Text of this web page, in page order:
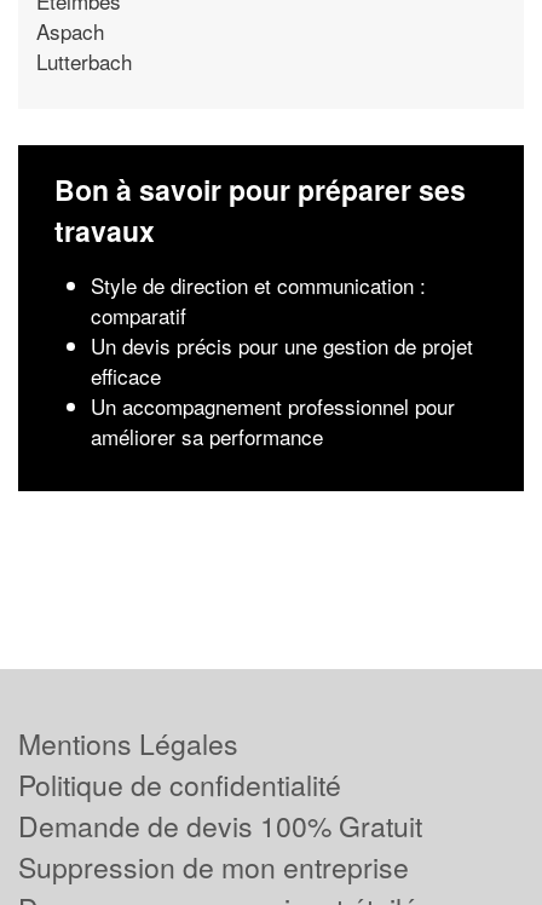
Aspach
Lutterbach
Bon à savoir pour préparer ses
travaux
Style de direction et communication :
comparatif
Un devis précis pour une gestion de projet
efficace
Un accompagnement professionnel pour
améliorer sa performance
Mentions Légales
Politique de confidentialité
Demande de devis 100% Gratuit
Suppression de mon entreprise